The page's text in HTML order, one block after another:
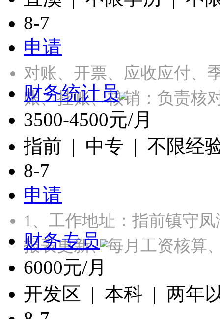
8-7
申请
对账、开票、应收应付、
账、挂账、核销：负责
财务统计员
3500-4500元/月
指前 | 中专 | 不限经
8-7
申请
1、工作地址：指前镇守
报表更新、每月工资核
财务专员
6000元/月
开发区 | 本科 | 两年